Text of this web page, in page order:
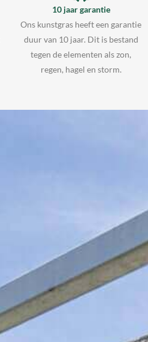
10 jaar garantie
Ons kunstgras heeft een garantie
duur van 10 jaar. Dit is bestand
tegen de elementen als zon,
regen, hagel en storm.